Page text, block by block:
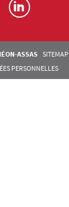
ASSAS SITEMAP
PERSONNELLES